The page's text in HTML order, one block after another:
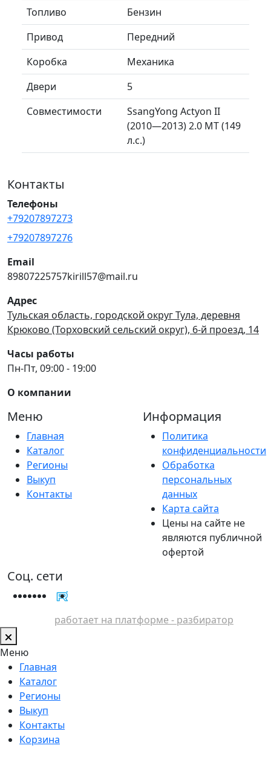
Топливо
Бензин
Привод
Передний
Коробка
Механика
Двери
5
Совместимости
SsangYong Actyon II
(2010—2013) 2.0 MT (149
л.с.)
Контакты
Телефоны
+79207897273
+79207897276
Email
89807225757kirill57@mail.ru
Адрес
Тульская область, городской округ Тула, деревня
Крюково (Торховский сельский округ), 6-й проезд, 14
Часы работы
Пн-Пт, 09:00 - 19:00
О компании
Меню
Главная
Каталог
Регионы
Выкуп
Контакты
Информация
Политика
конфиденциальности
Обработка
персональных
данных
Карта сайта
Цены на сайте не
являются публичной
офертой
Соц. сети
работает на платформе - разбиратор
Меню
Главная
Каталог
Регионы
Выкуп
Контакты
Корзина